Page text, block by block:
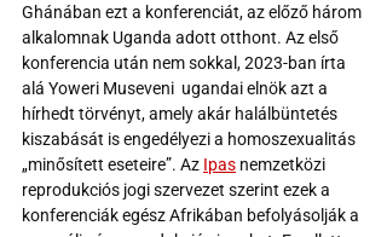
Ghánában ezt a konferenciát, az előző három
alkalomnak Uganda adott otthont. Az első
konferencia után nem sokkal, 2023-ban írta
alá Yoweri Museveni  ugandai elnök azt a
hírhedt törvényt, amely akár halálbüntetés
kiszabását is engedélyezi a homoszexualitás
„minősített eseteire”. Az Ipas nemzetközi
reprodukciós jogi szervezet szerint ezek a
konferenciák egész Afrikában befolyásolják a